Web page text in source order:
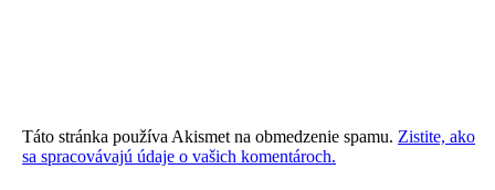
Táto stránka používa Akismet na obmedzenie spamu. Zistite, ako
sa spracovávajú údaje o vašich komentároch.